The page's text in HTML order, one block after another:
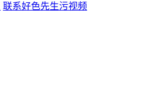
联系好色先生污视频